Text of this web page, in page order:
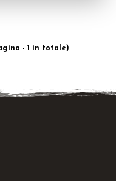
- 1 in totale)